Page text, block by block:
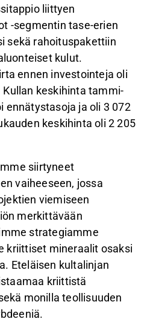
liittyen
-segmentin tase-erien
sekä rahoituspakettiin
kulut.
ennen investointeja oli
Kullan keskihinta tammi-
ennätystasoja ja oli 3 072
keskihinta oli 2 205
siirtyneet
vaiheeseen, jossa
viemiseen
merkittävään
strategiamme
kriittiset mineraalit osaksi
Eteläisen kultalinjan
kriittistä
monilla teollisuuden